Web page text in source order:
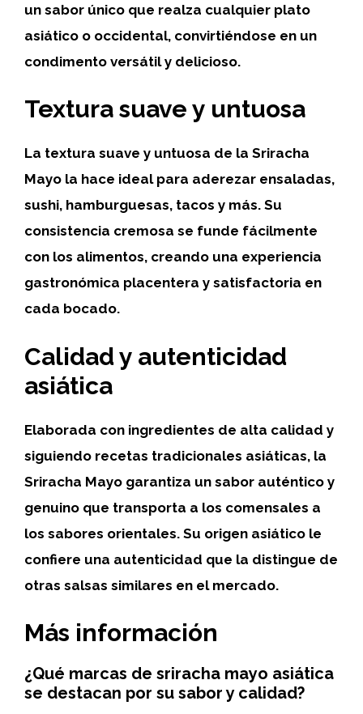
un sabor único que realza cualquier plato
asiático o occidental, convirtiéndose en un
condimento versátil y delicioso.
Textura suave y untuosa
La textura suave y untuosa de la Sriracha
Mayo la hace ideal para aderezar ensaladas,
sushi, hamburguesas, tacos y más. Su
consistencia cremosa se funde fácilmente
con los alimentos, creando una experiencia
gastronómica placentera y satisfactoria en
cada bocado.
Calidad y autenticidad
asiática
Elaborada con ingredientes de alta calidad y
siguiendo recetas tradicionales asiáticas, la
Sriracha Mayo garantiza un sabor auténtico y
genuino que transporta a los comensales a
los sabores orientales. Su origen asiático le
confiere una autenticidad que la distingue de
otras salsas similares en el mercado.
Más información
¿Qué marcas de sriracha mayo asiática
se destacan por su sabor y calidad?